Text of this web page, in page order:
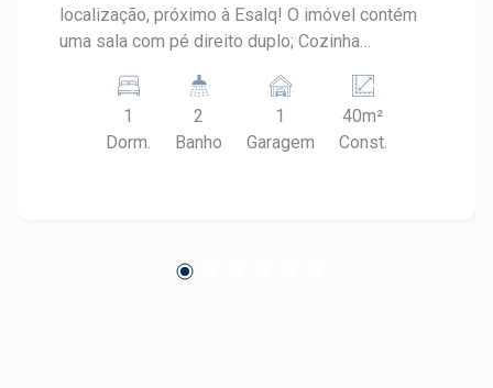
localização, próximo à Esalq! O imóvel contém
uma sala com pé direito duplo; Cozinha
com vista panorâmica; Uma vaga de garagem;
Agende sua visita com um corretor especialista
Frias Neto!
1
Dorm.
2
Banho
1
Garagem
40m²
Const.